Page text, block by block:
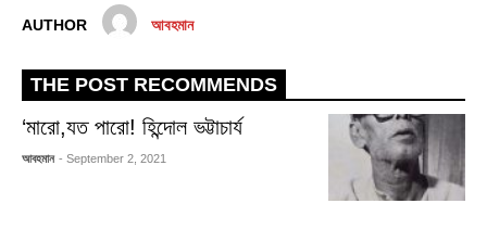
AUTHOR আবহমান
THE POST RECOMMENDS
‘মারো,যত পারো! হিন্দোল ভট্টাচার্য
আবহমান - September 2, 2021